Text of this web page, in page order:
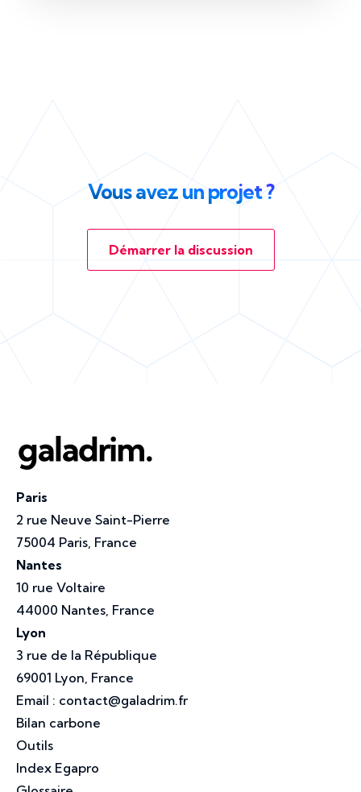
Vous avez un projet ?
Démarrer la discussion
Paris
2 rue Neuve Saint-Pierre
75004 Paris, France
Nantes
10 rue Voltaire
44000 Nantes, France
Lyon
3 rue de la République
69001 Lyon, France
Email : contact@galadrim.fr
Bilan carbone
Outils
Index Egapro